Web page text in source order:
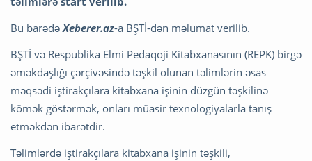
Bu barədəXeberer.az-a BŞTİ-dən məlumat verilib.
BŞTİ və Respublika Elmi Pedaqoji Kitabxanasının (REPK) birgə
əməkdaşlığı çərçivəsində təşkil olunan təlimlərin əsas
məqsədi iştirakçılara kitabxana işinin düzgün təşkilinə
kömək göstərmək, onları müasir texnologiyalarla tanış
etməkdən ibarətdir.
Təlimlərdə iştirakçılara kitabxana işinin təşkili,